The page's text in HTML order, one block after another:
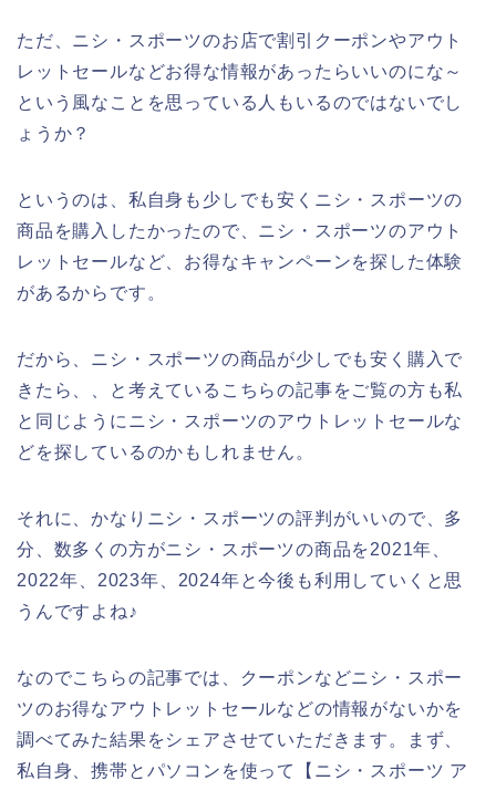
ただ、ニシ・スポーツのお店で割引クーポンやアウト
レットセールなどお得な情報があったらいいのにな～
という風なことを思っている人もいるのではないでし
ょうか？
というのは、私自身も少しでも安くニシ・スポーツの
商品を購入したかったので、ニシ・スポーツのアウト
レットセールなど、お得なキャンペーンを探した体験
があるからです。
だから、ニシ・スポーツの商品が少しでも安く購入で
きたら、、と考えているこちらの記事をご覧の方も私
と同じようにニシ・スポーツのアウトレットセールな
どを探しているのかもしれません。
それに、かなりニシ・スポーツの評判がいいので、多
分、数多くの方がニシ・スポーツの商品を2021年、
2022年、2023年、2024年と今後も利用していくと思
うんですよね♪
なのでこちらの記事では、クーポンなどニシ・スポー
ツのお得なアウトレットセールなどの情報がないかを
調べてみた結果をシェアさせていただきます。まず、
私自身、携帯とパソコンを使って【ニシ・スポーツ ア